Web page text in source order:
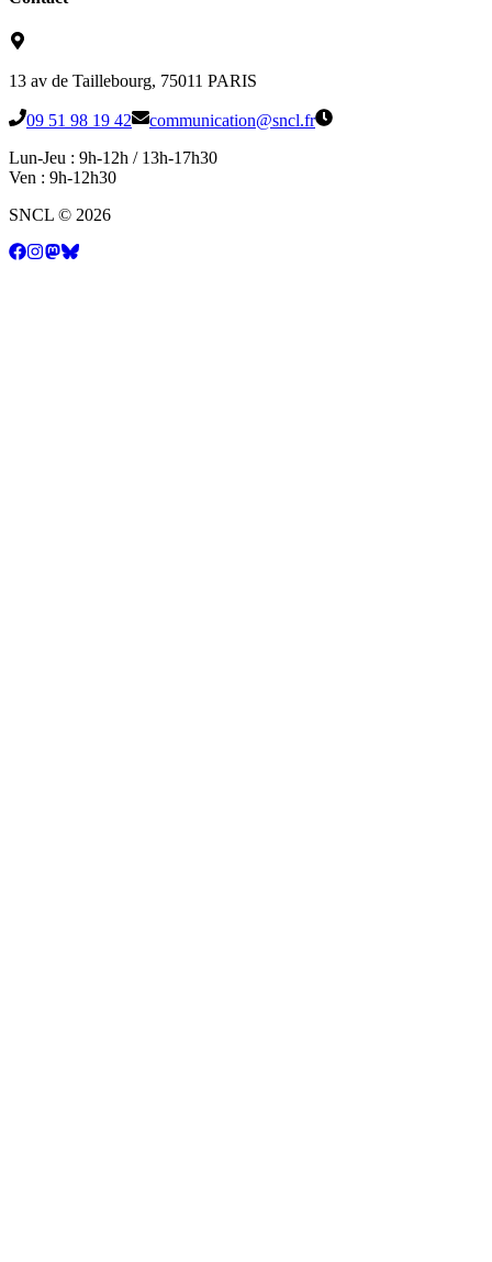
13 av de Taillebourg, 75011 PARIS
09 51 98 19 42
communication@sncl.fr
Lun-Jeu : 9h-12h / 13h-17h30
Ven : 9h-12h30
SNCL © 2026